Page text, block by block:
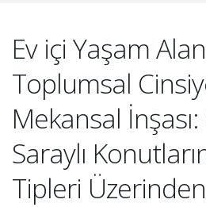
Ev içi Yaşam
Toplumsal
Mekansal
Saraylı
Tipleri